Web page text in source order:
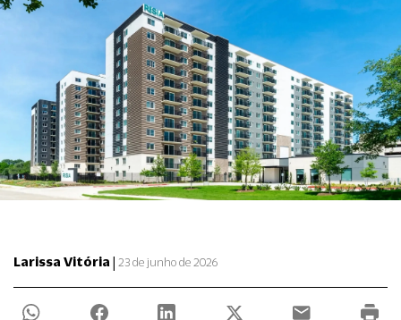
Larissa Vitória | 23 de junho de 2026